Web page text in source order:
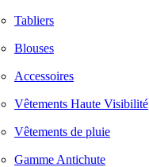
Tabliers
Blouses
Accessoires
Vêtements Haute Visibilité
Vêtements de pluie
Gamme Antichute